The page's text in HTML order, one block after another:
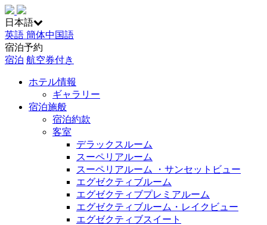
日本語
英語 簡体中国語
宿泊予約
宿泊 航空券付き
ホテル情報
ギャラリー
宿泊施般
宿泊約款
客室
デラックスルーム
スーペリアルーム
スーペリアルーム ・サンセットビュー
エグゼクティブルーム
エグゼクティブプレミアルーム
エグゼクティブルーム・レイクビュー
エグゼクティブスイート